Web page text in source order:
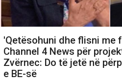
'Qetësohuni dhe flisni me
Channel 4 News për
Zvërnec: Do të jetë në
e BE-së